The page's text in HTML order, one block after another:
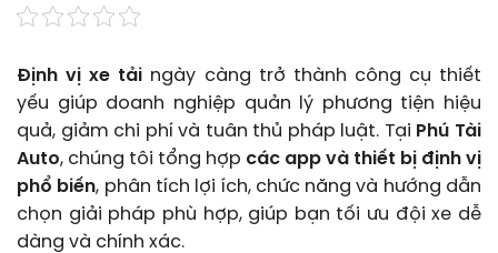
Định vị xe tải ngày càng trở thành công cụ thiết
yếu giúp doanh nghiệp quản lý phương tiện hiệu
quả, giảm chi phí và tuân thủ pháp luật. Tại Phú Tài
Auto, chúng tôi tổng hợp các app và thiết bị định vị
phổ biến, phân tích lợi ích, chức năng và hướng dẫn
chọn giải pháp phù hợp, giúp bạn tối ưu đội xe dễ
dàng và chính xác.